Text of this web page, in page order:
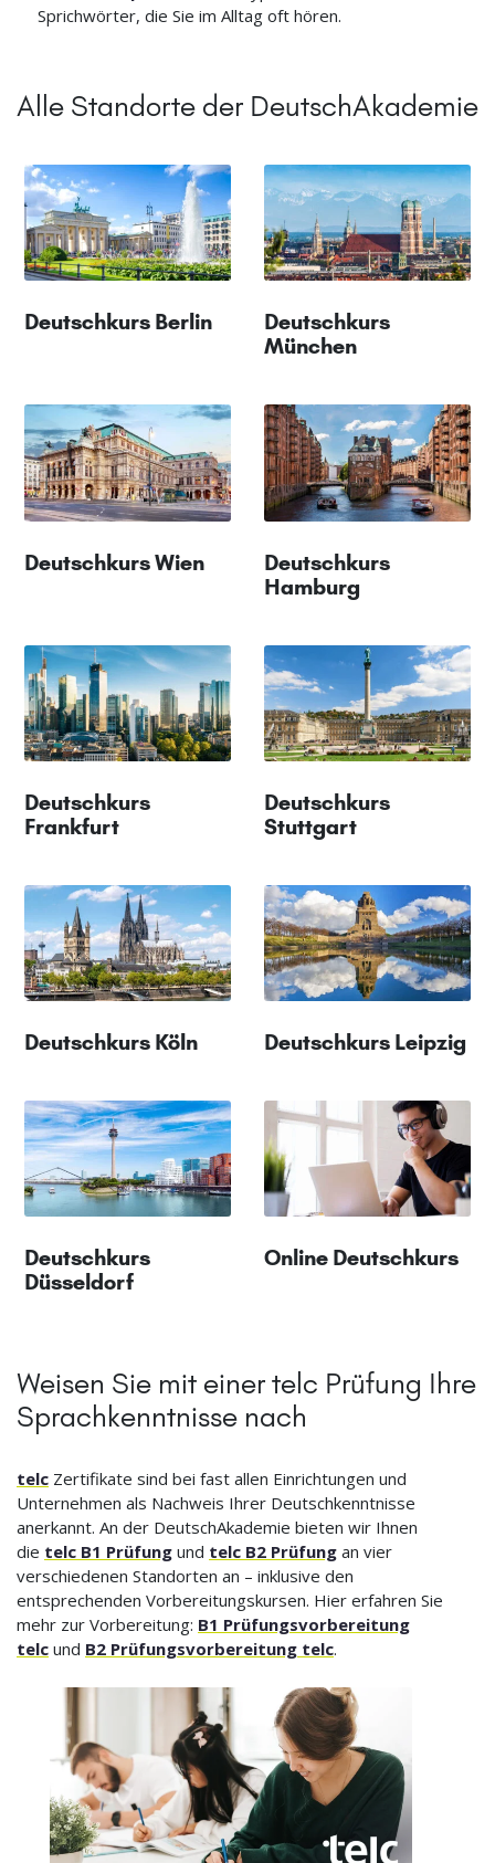
Sprichwörter, die Sie im Alltag oft hören.
Alle Standorte der DeutschAkademie
Deutschkurs Berlin
Deutschkurs
München
Deutschkurs Wien
Deutschkurs
Hamburg
Deutschkurs
Frankfurt
Deutschkurs
Stuttgart
Deutschkurs Köln Deutschkurs Leipzig
Deutschkurs
Düsseldorf
Online Deutschkurs
Weisen Sie mit einer telc Prüfung Ihre
Sprachkenntnisse nach
telc Zertifikate sind bei fast allen Einrichtungen und
Unternehmen als Nachweis Ihrer Deutschkenntnisse
anerkannt. An der DeutschAkademie bieten wir Ihnen
die telc B1 Prüfung und telc B2 Prüfung an vier
verschiedenen Standorten an – inklusive den
entsprechenden Vorbereitungskursen. Hier erfahren Sie
mehr zur Vorbereitung: B1 Prüfungsvorbereitung
telc und B2 Prüfungsvorbereitung telc.